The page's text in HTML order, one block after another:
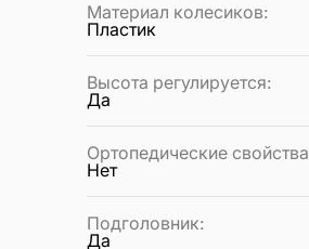
Материал колесиков:
Пластик
Высота регулируется:
Да
Ортопедические свойства
Нет
Подголовник:
Да